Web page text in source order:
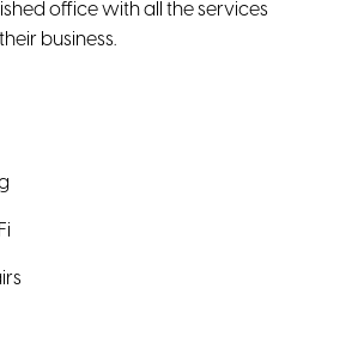
office with all the services
business.